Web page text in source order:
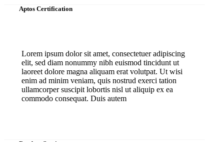
Aptos Certification
Lorem ipsum dolor sit amet, consectetuer adipiscing
elit, sed diam nonummy nibh euismod tincidunt ut
laoreet dolore magna aliquam erat volutpat. Ut wisi
enim ad minim veniam, quis nostrud exerci tation
ullamcorper suscipit lobortis nisl ut aliquip ex ea
commodo consequat. Duis autem